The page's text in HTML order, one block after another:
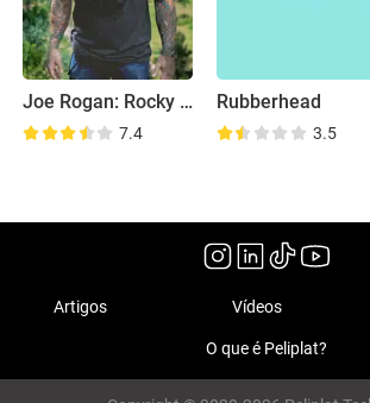
Joe Rogan: Rocky Mountain High
7.4
Rubberhead
3.5
Artigos Vídeos
O que é Peliplat?